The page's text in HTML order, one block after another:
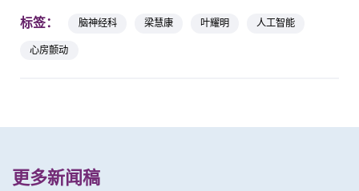
标签： 脑神经科 梁慧康 叶耀明
人工智能
心房颤动
更多新闻稿